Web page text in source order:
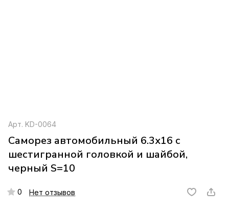
Арт. KD-0064
Саморез автомобильный 6.3x16 с
шестигранной головкой и шайбой,
черный S=10
0 Нет отзывов